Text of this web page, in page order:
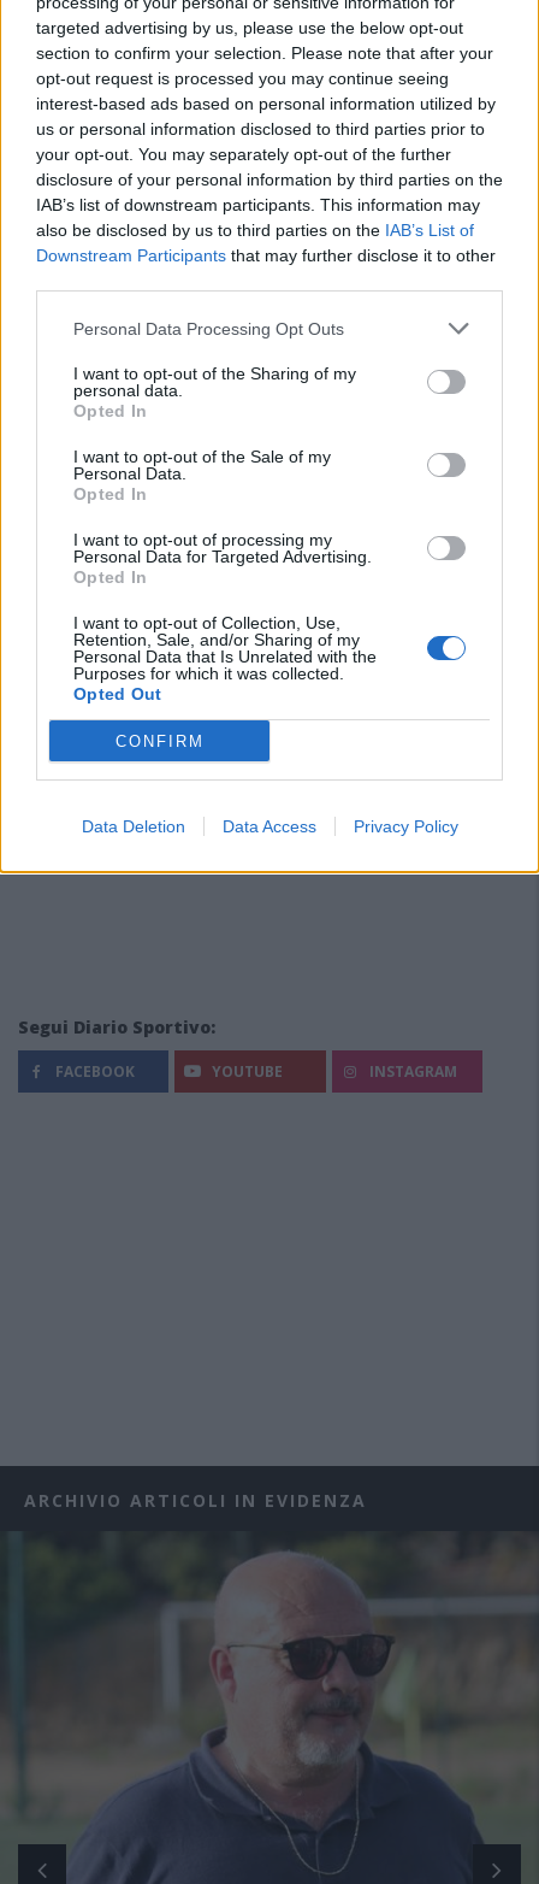
targeted advertising by us, please use the below opt-out
section to confirm your selection. Please note that after your
opt-out request is processed you may continue seeing
interest-based ads based on personal information utilized by
us or personal information disclosed to third parties prior to
your opt-out. You may separately opt-out of the further
disclosure of your personal information by third parties on the
IAB’s list of downstream participants. This information may
also be disclosed by us to third parties on the IAB’s List of
Downstream Participants that may further disclose it to other
Personal Data Processing Opt Outs
I want to opt-out of the Sharing of my
personal data.
Opted In
I want to opt-out of the Sale of my
Personal Data.
Opted In
I want to opt-out of processing my
Personal Data for Targeted Advertising.
Opted In
I want to opt-out of Collection, Use,
Retention, Sale, and/or Sharing of my
Personal Data that Is Unrelated with the
Purposes for which it was collected.
Opted Out
CONFIRM
Data Deletion Data Access Privacy Policy
L'Ilva si completa con Markic, Contucci,
Carlucci, Bevilacqua, Solinas, Souare e Galic
7 Ago 2026
Il Monastir riparte dai pilastri Masia, Pinna e
Aloia, il primo acquisto è Loru
7 Ago 2026
Gran colpo dell'Ossese, per la difesa c'è l'ex
Torres Riccardo Idda
7 Ago 2026
Il Monastir 1983 si trasforma da Associazione
giovani tra i…
7 Ago 2026
Segui Diario Sportivo:
FACEBOOK YOUTUBE INSTAGRAM
ARCHIVIO ARTICOLI IN EVIDENZA